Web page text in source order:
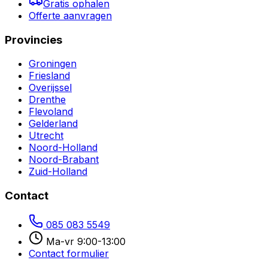
Gratis ophalen
Offerte aanvragen
Provincies
Groningen
Friesland
Overijssel
Drenthe
Flevoland
Gelderland
Utrecht
Noord-Holland
Noord-Brabant
Zuid-Holland
Contact
085 083 5549
Ma-vr 9:00-13:00
Contact formulier